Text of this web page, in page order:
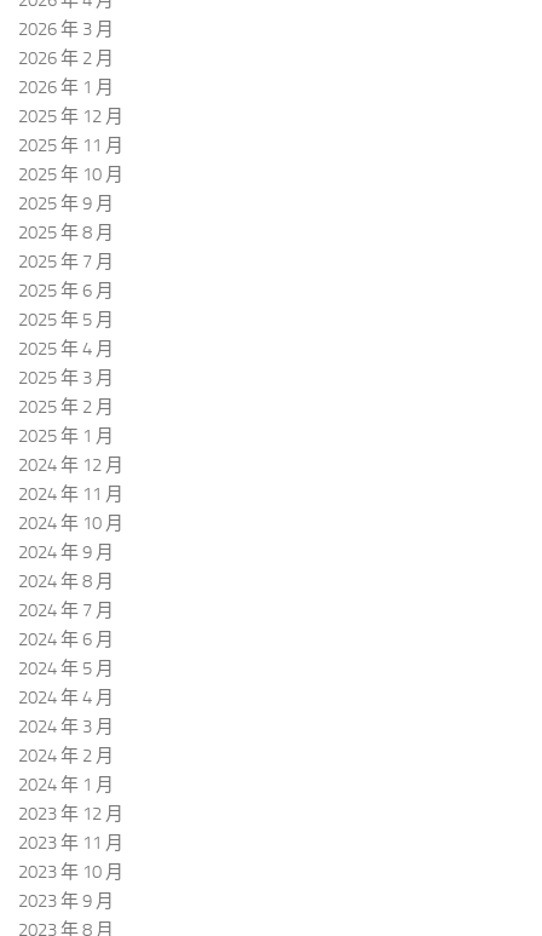
2026 年 3 月
2026 年 2 月
2026 年 1 月
2025 年 12 月
2025 年 11 月
2025 年 10 月
2025 年 9 月
2025 年 8 月
2025 年 7 月
2025 年 6 月
2025 年 5 月
2025 年 4 月
2025 年 3 月
2025 年 2 月
2025 年 1 月
2024 年 12 月
2024 年 11 月
2024 年 10 月
2024 年 9 月
2024 年 8 月
2024 年 7 月
2024 年 6 月
2024 年 5 月
2024 年 4 月
2024 年 3 月
2024 年 2 月
2024 年 1 月
2023 年 12 月
2023 年 11 月
2023 年 10 月
2023 年 9 月
2023 年 8 月